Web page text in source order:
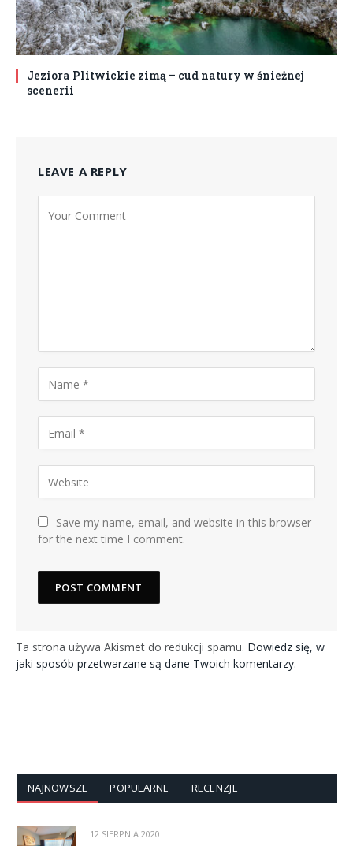
Jeziora Plitwickie zimą – cud natury w śnieżnej
scenerii
LEAVE A REPLY
Save my name, email, and website in this browser
for the next time I comment.
Ta strona używa Akismet do redukcji spamu. Dowiedz się, w
jaki sposób przetwarzane są dane Twoich komentarzy.
NAJNOWSZE POPULARNE RECENZJE
12 SIERPNIA 2020